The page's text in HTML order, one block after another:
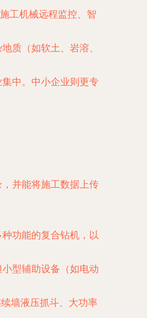
工机械远程监控、智
质（如软土、岩溶、
中。中小企业则更专
并能将施工数据上传
功能的复合钻机，以
型辅助设备（如电动
墙液压抓斗、大功率